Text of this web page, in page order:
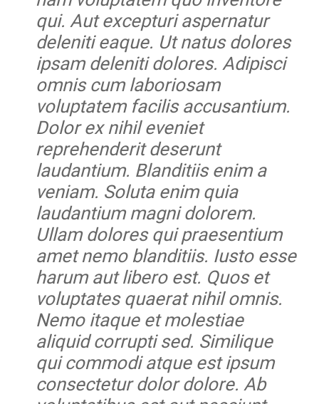
qui. Aut excepturi aspernatur
deleniti eaque. Ut natus dolores
ipsam deleniti dolores. Adipisci
omnis cum laboriosam
voluptatem facilis accusantium.
Dolor ex nihil eveniet
reprehenderit deserunt
laudantium. Blanditiis enim a
veniam. Soluta enim quia
laudantium magni dolorem.
Ullam dolores qui praesentium
amet nemo blanditiis. Iusto esse
harum aut libero est. Quos et
voluptates quaerat nihil omnis.
Nemo itaque et molestiae
aliquid corrupti sed. Similique
qui commodi atque est ipsum
consectetur dolor dolore. Ab